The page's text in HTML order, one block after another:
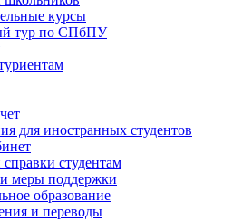
курсы
тур по СПбПУ
для иностранных студентов
студентам
меры поддержки
образование
и переводы